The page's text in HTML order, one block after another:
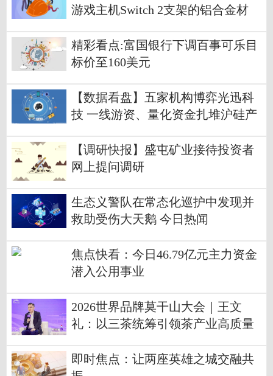
游戏主机Switch 2支架的铝合金材
精彩看点:富国银行下调百事可乐目
标价至160美元
【数据看盘】五家机构博弈光迅科
技 一线游资、量化资金扎堆沪硅产
【调研快报】盛屯矿业接待投资者
网上提问调研
生态义警队在常态化巡护中发现并
救助受伤大天鹅 今日热闻
焦点快看：今日46.79亿元主力资金
潜入公用事业
2026世界品牌莫干山大会｜王文
礼：以三茶统筹引领茶产业高质量
即时焦点：让两座英雄之城交融共